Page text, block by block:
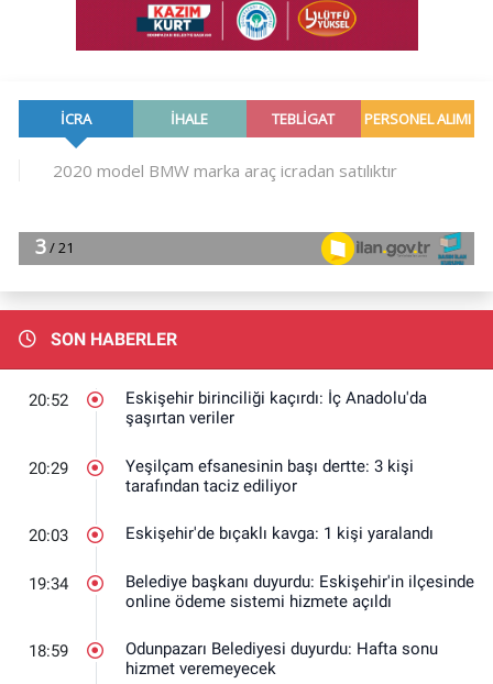
SON HABERLER
20:52
Eskişehir birinciliği kaçırdı: İç Anadolu'da
şaşırtan veriler
20:29
Yeşilçam efsanesinin başı dertte: 3 kişi
tarafından taciz ediliyor
20:03 Eskişehir'de bıçaklı kavga: 1 kişi yaralandı
19:34
Belediye başkanı duyurdu: Eskişehir'in ilçesinde
online ödeme sistemi hizmete açıldı
18:59
Odunpazarı Belediyesi duyurdu: Hafta sonu
hizmet veremeyecek